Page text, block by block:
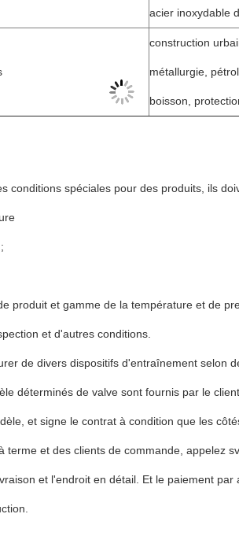
acier inoxydable
construction
métallurgie,
boisson,
conditions spéciales pour des produits, ils
produit et gamme de la température et de
et d'autres conditions.
de divers dispositifs d'entraînement selon
déterminés de valve sont fournis par le
et signe le contrat à condition que les
terme et des clients de commande, appelez
et l'endroit en détail. Et le paiement